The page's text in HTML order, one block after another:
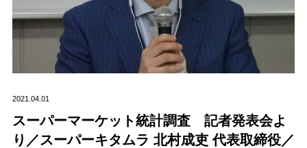
2021.04.01
スーパーマーケット統計調査 記者発表会よ
り／スーパーキタムラ 北村成吏 代表取締役／